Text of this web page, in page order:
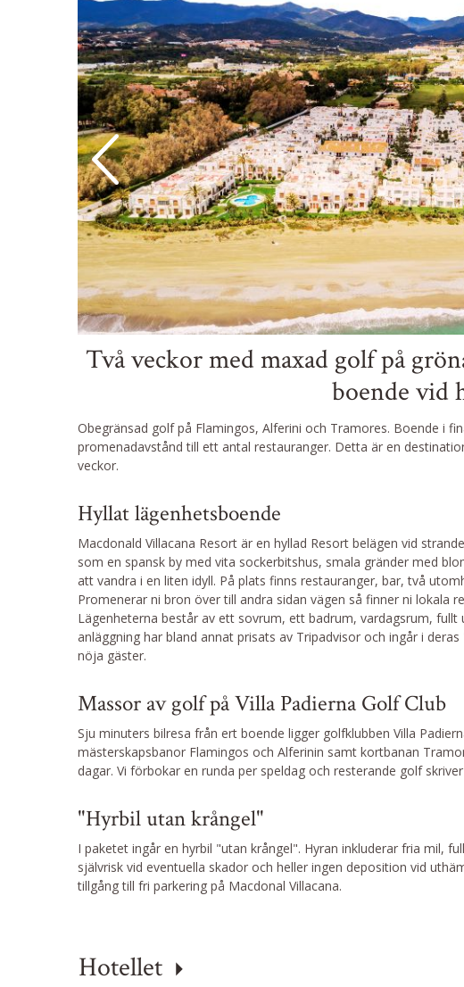
Två veckor med maxad golf på
boende vid
Obegränsad golf på Flamingos, Alferini och Tramores. Boende i
promenadavstånd till ett antal restauranger. Detta är en
veckor.
Hyllat lägenhetsboende
Macdonald Villacana Resort är en hyllad Resort belägen vid
som en spansk by med vita sockerbitshus, smala gränder med
att vandra i en liten idyll. På plats finns restauranger, bar, två
Promenerar ni bron över till andra sidan vägen så finner ni lokala
Lägenheterna består av ett sovrum, ett badrum, vardagsrum,
anläggning har bland annat prisats av Tripadvisor och ingår i
nöja gäster.
Massor av golf på Villa Padierna Golf Club
Sju minuters bilresa från ert boende ligger golfklubben Villa
mästerskapsbanor Flamingos och Alferinin samt kortbanan
dagar. Vi förbokar en runda per speldag och resterande golf
"Hyrbil utan krångel"
I paketet ingår en hyrbil "utan krångel". Hyran inkluderar fria mil,
självrisk vid eventuella skador och heller ingen deposition vid
tillgång till fri parkering på Macdonal Villacana.
Hotellet